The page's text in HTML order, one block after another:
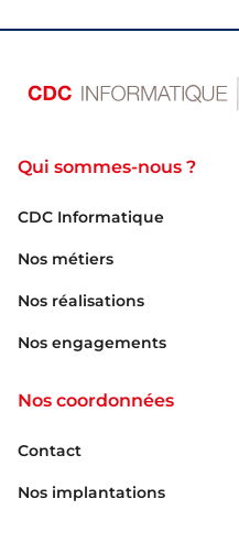
Qui sommes-nous ?
CDC Informatique
Nos métiers
Nos réalisations
Nos engagements
Nos coordonnées
Contact
Nos implantations